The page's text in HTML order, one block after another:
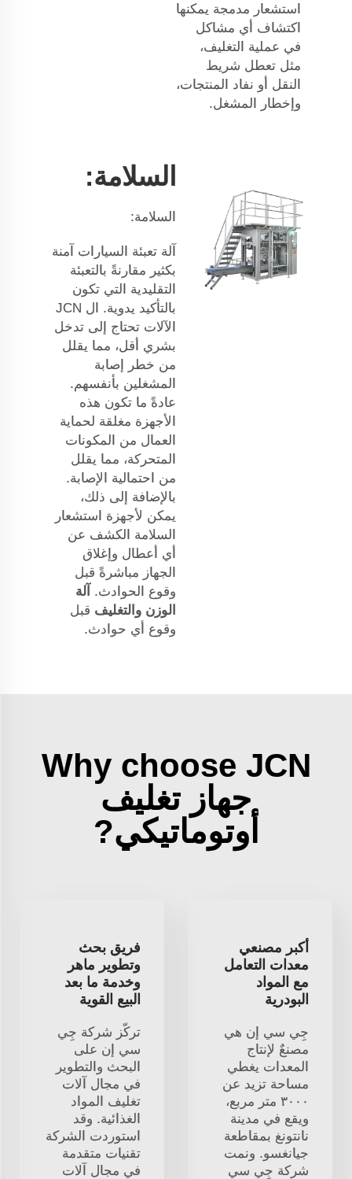
استشعار مدمجة يمكنها
اكتشاف أي مشاكل
في عملية التغليف،
مثل تعطل شريط
النقل أو نفاد المنتجات،
وإخطار المشغل.
السلامة:
السلامة:
آلة تعبئة السيارات آمنة
بكثير مقارنةً بالتعبئة
التقليدية التي تكون
بالتأكيد يدوية. ال JCN
الآلات تحتاج إلى تدخل
بشري أقل، مما يقلل
من خطر إصابة
المشغلين بأنفسهم.
عادةً ما تكون هذه
الأجهزة مغلقة لحماية
العمال من المكونات
المتحركة، مما يقلل
من احتمالية الإصابة.
بالإضافة إلى ذلك،
يمكن لأجهزة استشعار
السلامة الكشف عن
أي أعطال وإغلاق
الجهاز مباشرةً قبل
وقوع الحوادث. آلة
الوزن والتغليف قبل
وقوع أي حوادث.
Why choose JCN
جهاز تغليف
أوتوماتيكي?
أكبر مصنعي
معدات التعامل
مع المواد
البودرية
جِي سي إن هي
مصنعٌ لإنتاج
المعدات يغطي
مساحة تزيد عن
٣٠٠٠ متر مربع،
ويقع في مدينة
نانتونغ بمقاطعة
جيانغسو. ونمت
شركة جِي سي
فريق بحث
وتطوير ماهر
وخدمة ما بعد
البيع القوية
تركّز شركة جِي
سي إن على
البحث والتطوير
في مجال آلات
تغليف المواد
الغذائية. وقد
استوردت الشركة
تقنيات متقدمة
في مجال آلات